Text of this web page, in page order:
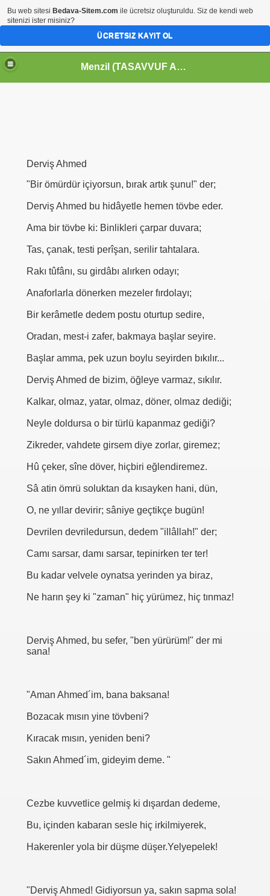
Menzil (TASAVVUF ADRESİNİZ) SiLSiLE
Derviş Ahmed
"Bir ömürdür içiyorsun, bırak artık şunu!" der;
Derviş Ahmed bu hidâyetle hemen tövbe eder.
Ama bir tövbe ki: Binlikleri çarpar duvara;
Tas, çanak, testi perîşan, serilir tahtalara.
Rakı tûfânı, su girdâbı alırken odayı;
Anaforlarla dönerken mezeler fırdolayı;
Bir kerâmetle dedem postu oturtup sedire,
Oradan, mest-i zafer, bakmaya başlar seyire.
Başlar amma, pek uzun boylu seyirden bıkılır...
Derviş Ahmed de bizim, öğleye varmaz, sıkılır.
Kalkar, olmaz, yatar, olmaz, döner, olmaz dediği;
Neyle doldursa o bir türlü kapanmaz gediği?
Zikreder, vahdete girsem diye zorlar, giremez;
Hû çeker, sîne döver, hiçbiri eğlendiremez.
Sâ atin ömrü soluktan da kısayken hani, dün,
O, ne yıllar devirir; sâniye geçtikçe bugün!
Devrilen devriledursun, dedem "illâllah!" der;
Camı sarsar, damı sarsar, tepinirken ter ter!
Bu kadar velvele oynatsa yerinden ya biraz,
Ne harın şey ki "zaman" hiç yürümez, hiç tınmaz!
Derviş Ahmed, bu sefer, "ben yürürüm!" der mi
sana!
"Aman Ahmed´im, bana baksana!
Bozacak mısın yine tövbeni?
Kıracak mısın, yeniden beni?
Sakın Ahmed´im, gideyim deme. "
Cezbe kuvvetlice gelmiş ki dışardan dedeme,
Bu, içinden kabaran sesle hiç irkilmiyerek,
Hakerenler yola bir düşme düşer.Yelyepelek!
"Derviş Ahmed! Gidiyorsun ya, sakın sapma sola!
Bu web sitesi Bedava-Sitem.com ile ücretsiz oluşturuldu. Siz de kendi web
sitenizi ister misiniz?
ÜCRETSIZ KAYIT OL